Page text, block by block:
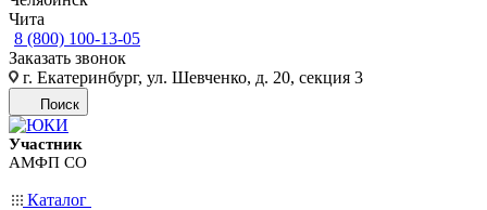
Чита
8 (800) 100-13-05
Заказать звонок
г. Екатеринбург, ул. Шевченко, д. 20, секция 3
Поиск
Участник
АМФП СО
Каталог